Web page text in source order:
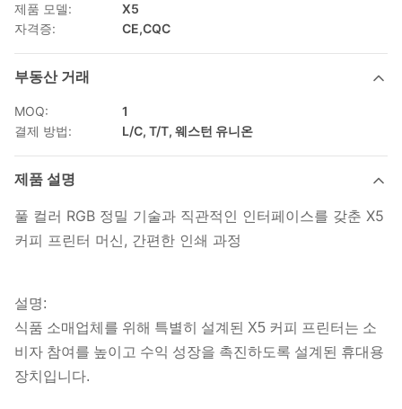
제품 모델:
X5
자격증:
CE,CQC
부동산 거래
MOQ:
1
결제 방법:
L/C, T/T, 웨스턴 유니온
제품 설명
풀 컬러 RGB 정밀 기술과 직관적인 인터페이스를 갖춘 X5
커피 프린터 머신, 간편한 인쇄 과정
설명:
식품 소매업체를 위해 특별히 설계된 X5 커피 프린터는 소
비자 참여를 높이고 수익 성장을 촉진하도록 설계된 휴대용
장치입니다.